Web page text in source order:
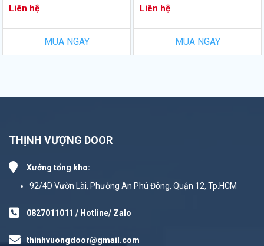
Liên hệ
MUA NGAY
Liên hệ
MUA NGAY
THỊNH VƯỢNG DOOR
Xưởng tổng kho:
92/4D Vườn Lài, Phường An Phú Đông, Quận 12, Tp.HCM
0827011011 / Hotline/ Zalo
thinhvuongdoor@gmail.com